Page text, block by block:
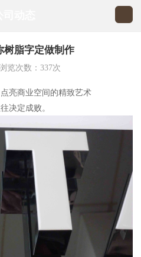
树脂字定做制作
览次数： 337次
亮商业空间的精致艺术
决定成败。